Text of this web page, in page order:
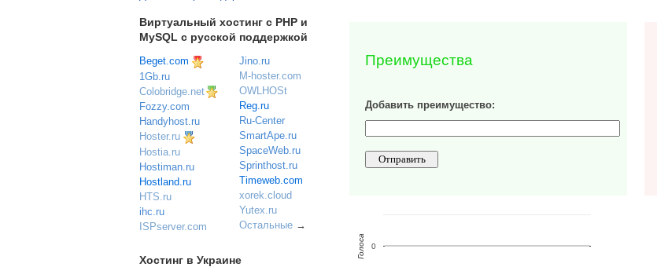
Преимущества
Добавить преимущество:
0
Голоса
Виртуальный хостинг c PHP и
MySQL с русской поддержкой
Beget.com
1Gb.ru
Colobridge.net
Fozzy.com
Handyhost.ru
Hoster.ru
Hostia.ru
Hostiman.ru
Hostland.ru
HTS.ru
ihc.ru
ISPserver.com
Jino.ru
M-hoster.com
OWLHOSt
Reg.ru
Ru-Center
SmartApe.ru
SpaceWeb.ru
Sprinthost.ru
Timeweb.com
xorek.cloud
Yutex.ru
Остальные →
Хостинг в Украине